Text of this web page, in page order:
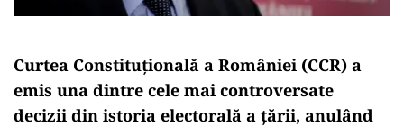
Curtea Constituțională a României (CCR) a
emis una dintre cele mai controversate
decizii din istoria electorală a țării, anulând